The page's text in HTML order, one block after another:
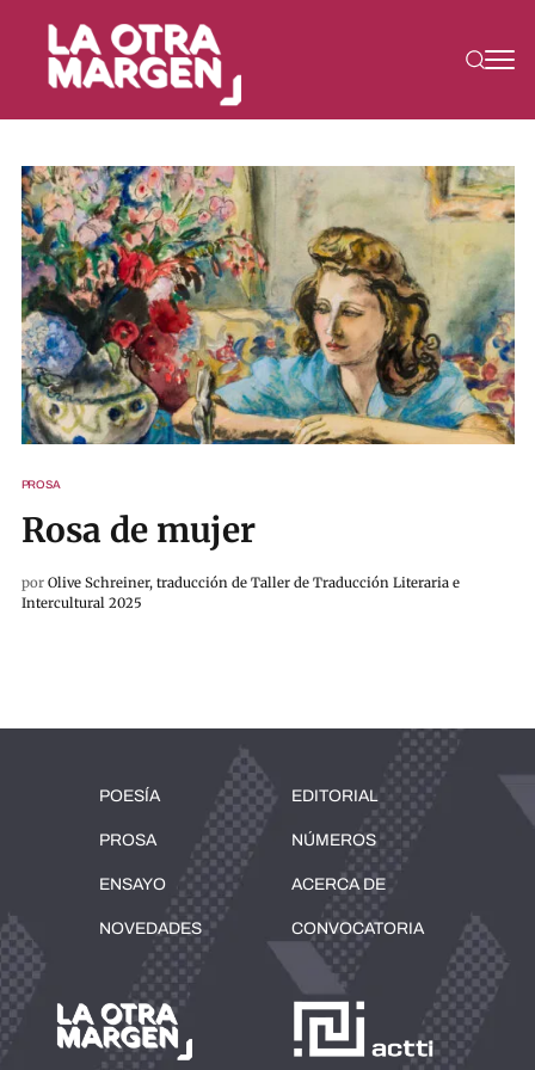
PROSA
Rosa de mujer
por Olive Schreiner, traducción de Taller de Traducción Literaria e
Intercultural 2025
POESÍA
PROSA
ENSAYO
NOVEDADES
EDITORIAL
NÚMEROS
ACERCA DE
CONVOCATORIA